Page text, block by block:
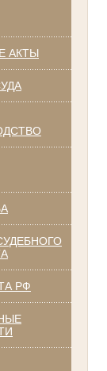
АКТЫ
РФ